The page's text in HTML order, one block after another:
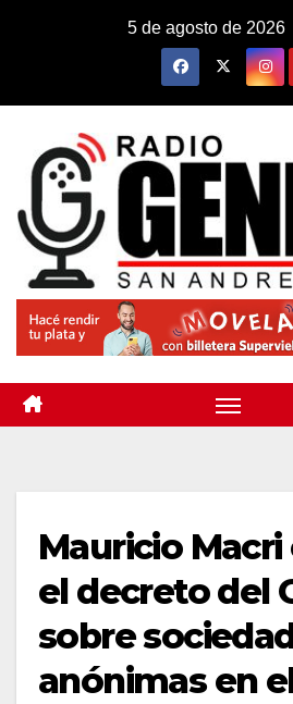
5 de agosto de 2026
Mauricio
el decreto del
sobre
anónimas en